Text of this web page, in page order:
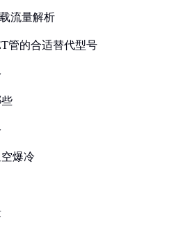
流量解析
管的合适替代型号
爆冷